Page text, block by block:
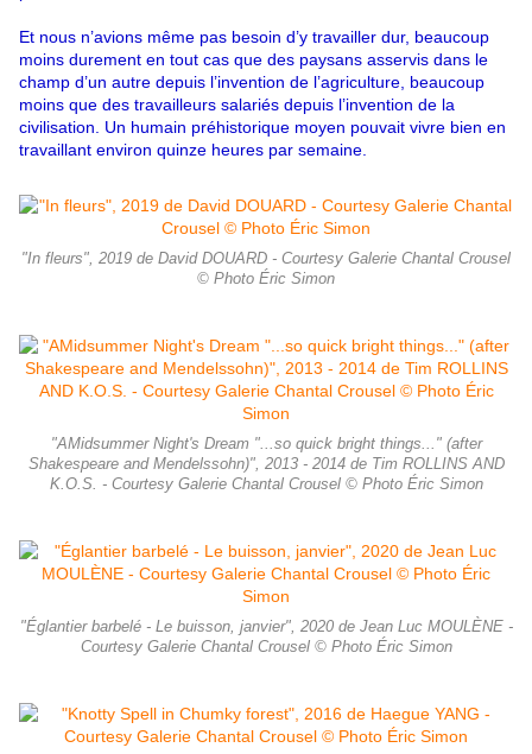
Et nous n’avions même pas besoin d’y travailler dur, beaucoup
moins durement en tout cas que des paysans asservis dans le
champ d’un autre depuis l’invention de l’agriculture, beaucoup
moins que des travailleurs salariés depuis l’invention de la
civilisation. Un humain préhistorique moyen pouvait vivre bien en
travaillant environ quinze heures par semaine.
"In fleurs", 2019 de David DOUARD - Courtesy Galerie Chantal Crousel
© Photo Éric Simon
"AMidsummer Night's Dream "...so quick bright things..." (after
Shakespeare and Mendelssohn)", 2013 - 2014 de Tim ROLLINS AND
K.O.S. - Courtesy Galerie Chantal Crousel © Photo Éric Simon
"Églantier barbelé - Le buisson, janvier", 2020 de Jean Luc MOULÈNE -
Courtesy Galerie Chantal Crousel © Photo Éric Simon